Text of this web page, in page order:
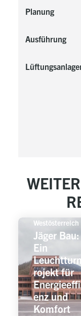
Planung
Ausführung
Westösterreich
Jäger Bau:
Ein
rojekt für
enz und
Komfort